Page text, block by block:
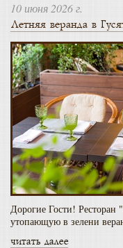
10 июня 2026 г.
Летняя веранда в
Дорогие Гости! Ресторан
утопающую в зелени
читать далее